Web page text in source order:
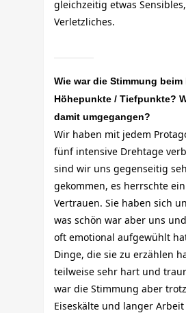
gleichzeitig etwas
Verletzliches.
Wie war die Stimmung beim
Höhepunkte / Tiefpunkte?
damit umgegangen?
Wir haben mit jedem
fünf intensive Drehtage
sind wir uns gegenseitig
gekommen, es herrschte
Vertrauen. Sie haben sich
was schön war aber uns
oft emotional aufgewühlt
Dinge, die sie zu erzählen
teilweise sehr hart und
war die Stimmung aber
Eiseskälte und langer